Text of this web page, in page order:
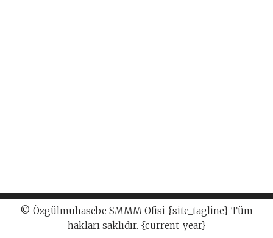
© Özgülmuhasebe SMMM Ofisi {site_tagline} Tüm
hakları saklıdır. {current_year}